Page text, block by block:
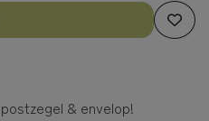
& envelop!